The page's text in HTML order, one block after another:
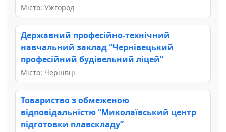
Місто: Ужгород
Державний професійно-технічний
навчальний заклад “Чернівецький
професійний будівельний ліцей”
Місто: Чернівці
Товариство з обмеженою
відповідальністю “Миколаївський центр
підготовки плавскладу”